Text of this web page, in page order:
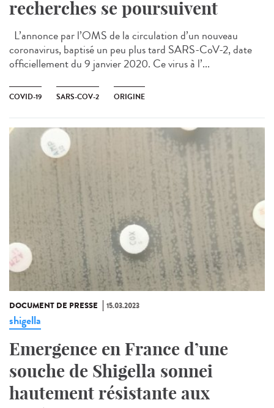
recherches se poursuivent
L’annonce par l’OMS de la circulation d’un nouveau
coronavirus, baptisé un peu plus tard SARS-CoV-2, date
officiellement du 9 janvier 2020. Ce virus à l’...
COVID-19 SARS-COV-2 ORIGINE
DOCUMENT DE PRESSE 15.03.2023
shigella
Emergence en France d’une
souche de Shigella sonnei
hautement résistante aux